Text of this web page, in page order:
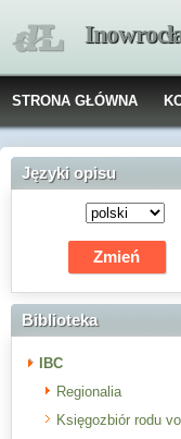
STRONA GŁÓWNA
Języki opisu
Biblioteka
IBC
Regionalia
Księgozbiór rodu